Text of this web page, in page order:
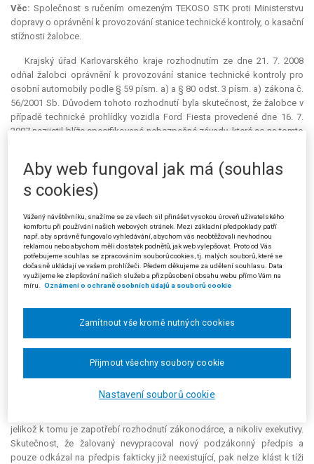
Věc: Společnost s ručením omezeným TEKOSO STK proti Ministerstvu
dopravy o oprávnění k provozování stanice technické kontroly, o kasační
stížnosti žalobce.
Krajský úřad Karlovarského kraje rozhodnutím ze dne 21. 7. 2008
odňal žalobci oprávnění k provozování stanice technické kontroly pro
osobní automobily podle § 59 písm. a) a § 80 odst. 3 písm. a) zákona č.
56/2001 Sb. Důvodem tohoto rozhodnutí byla skutečnost, že žalobce v
případě technické prohlídky vozidla Ford Fiesta provedené dne 16. 7.
2007 nezjistil blíže specifikované nebezpečné závady, které se na tomto
Dne 15. 9. 2007 pak došlo k dopravní nehodě, při níž řidička Dana Ž.
uplatňovala technickou závadu na vozidle. Odvolání proti tomuto
rozhodnutí žalovaný zamítl rozhodnutím ze dne 16. 6. 2009.
Rozhodnutí žalovaného napadl žalobce žalobou u Městského soudu
v Praze, který ji rozsudkem ze dne 8. 3. 2011 zamítl.
Žalobce (stěžovatel) podal proti rozsudku městského soudu
kasační stížnost. Nezákonnost spatřoval v postupu podle vyhlášky č.
103/1995 Sb., o pravidelných technických prohlídkách a měření emisí
silničních vozidel, neboť tato vyhláška byla k 31. 12. 2001 zrušena a
dodnes nebyla nahrazena. V rozhodné době tak neexistoval právní
předpis, který by stanovoval přesná pravidla pro zatřídění jednotlivých
porušena ani vyhláška č. 302/2001 Sb.
vyhlášku, a nikoliv pouze na její přílohu. Nelze odkazovat na zrušené
jelikož k tomu je zapotřebí rozhodnutí zákonodárce, a nikoliv exekutivy.
Skutečnost, že žalovaný nevypracoval nový podzákonný předpis a
pouze odkázal na předpis fakticky již neexistující, pak nelze klást k tíži
Aby web fungoval jak má (souhlas
s cookies)
Vážený návštěvníku, snažíme se ze všech sil přinášet vysokou úroveň uživatelského
komfortu při používání našich webových stránek. Mezi základní předpoklady patří
např. aby správně fungovalo vyhledávání, abychom vás neobtěžovali nevhodnou
reklamou nebo abychom měli dostatek podnětů, jak web vylepšovat. Proto od Vás
potřebujeme souhlas se zpracováním souborů cookies, tj. malých souborů, které se
dočasně ukládají ve vašem prohlížeči. Předem děkujeme za udělení souhlasu. Data
využijeme ke zlepšování našich služeb a přizpůsobení obsahu webu přímo Vám na
míru.
Oznámení o ochraně osobních údajů a souborů cookie
Nastavení souborů cookie
Zamítnout vše kromě nutných cookies
Přijmout všechny soubory cookie